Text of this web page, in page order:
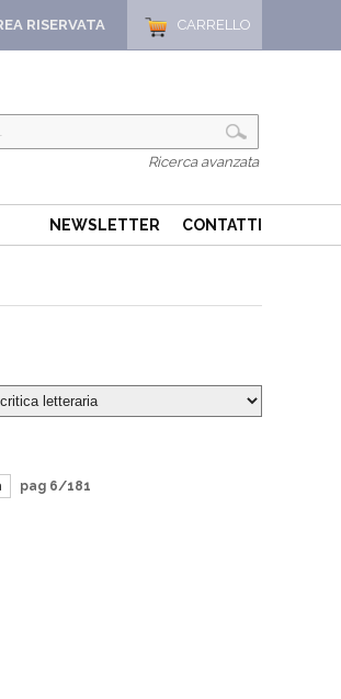
CARRELLO
RISERVATA
Ricerca avanzata
NEWSLETTER CONTATTI
pag 6/181